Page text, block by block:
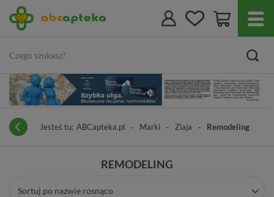
Jesteś tu: ABCapteka.pl Marki Ziaja Remodeling
REMODELING
Sortuj po nazwie rosnąco